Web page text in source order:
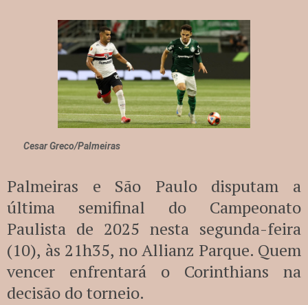
Cesar Greco/Palmeiras
Palmeiras e São Paulo disputam a
última semifinal do Campeonato
Paulista de 2025 nesta segunda-feira
(10), às 21h35, no Allianz Parque. Quem
vencer enfrentará o Corinthians na
decisão do torneio.